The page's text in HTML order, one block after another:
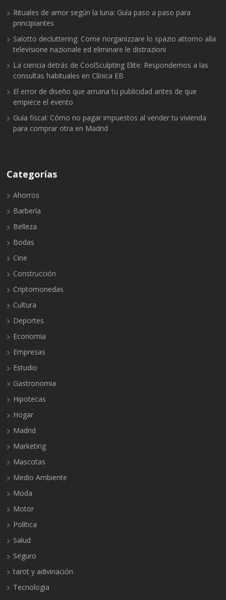
Rituales de amor según la luna: Guía paso a paso para
principiantes
Salotto decluttering: Come riorganizzare lo spazio attorno alla
televisione nazionale ed eliminare le distrazioni
La ciencia detrás de CoolSculpting Elite: Respondemos a las
consultas habituales en Clínica EB
El error de diseño que arruina tu publicidad antes de que
empiece el evento
Guía fiscal: Cómo no pagar impuestos al vender tu vivienda
para comprar otra en Madrid
Categorías
Ahorros
Barbería
Belleza
Bodas
Cine
Construcción
Criptomonedas
Cultura
Deportes
Economia
Empresas
Estudio
Gastronomia
Hipotecas
Hogar
Madrid
Marketing
Mascotas
Medio Ambiente
Moda
Motor
Política
Salud
Seguro
tarot y adivinación
Tecnologia